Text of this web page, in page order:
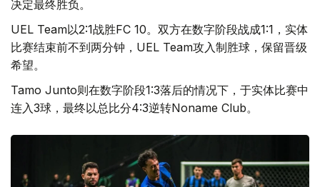
决定最终胜负。
UEL Team以2:1战胜FC 10。双方在数字阶段战成1:1，实体
比赛结束前不到两分钟，UEL Team攻入制胜球，保留晋级
希望。
Tamo Junto则在数字阶段1:3落后的情况下，于实体比赛中
连入3球，最终以总比分4:3逆转Noname Club。